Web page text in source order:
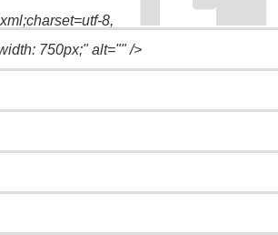
8,
750px;" alt="" />